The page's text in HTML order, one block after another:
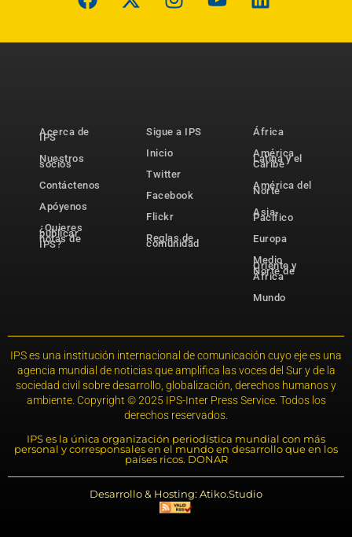
Acerca de
IPS
Nuestros
socios
Contáctenos
Apóyenos
¿Quieres
publicar
notas de
IPS?
Sigue a IPS
Inicio
Twitter
Facebook
Flickr
Reglas de
comunidad
África
América
Latina y el
Caribe
América del
Norte
Asia-
Pacífico
Europa
Medio
Oriente y
Norte de
África
Mundo
IPS es una institución internacional de comunicación cuyo eje es una
agencia mundial de noticias que amplifica las voces del Sur y de la
sociedad civil sobre desarrollo, globalización, derechos humanos y
ambiente. Copyright © 2025 IPS-Inter Press Service. Todos los
derechos reservados.
IPS es la única organización periodística mundial con más
personal y corresponsales en el mundo en desarrollo que en los
países ricos. DONAR
Desarrollo & Hosting: Atiko.Studio